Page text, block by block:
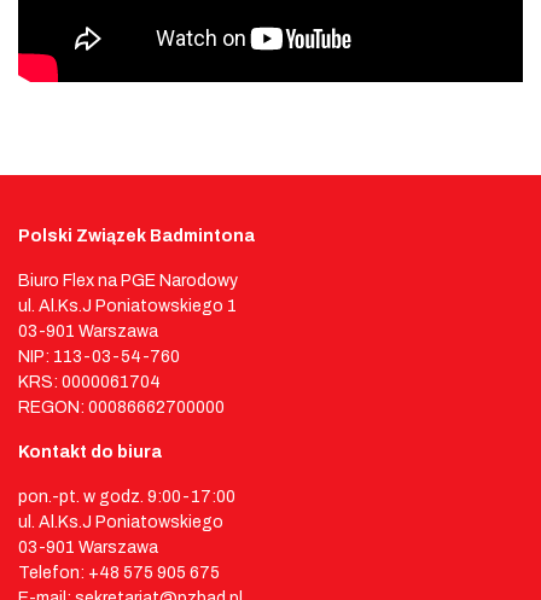
Polski Związek Badmintona
Biuro Flex na PGE Narodowy
ul. Al.Ks.J Poniatowskiego 1
03-901 Warszawa
NIP: 113-03-54-760
KRS: 0000061704
REGON: 00086662700000
Kontakt do biura
pon.-pt. w godz. 9:00-17:00
ul. Al.Ks.J Poniatowskiego
03-901 Warszawa
Telefon: +48 575 905 675